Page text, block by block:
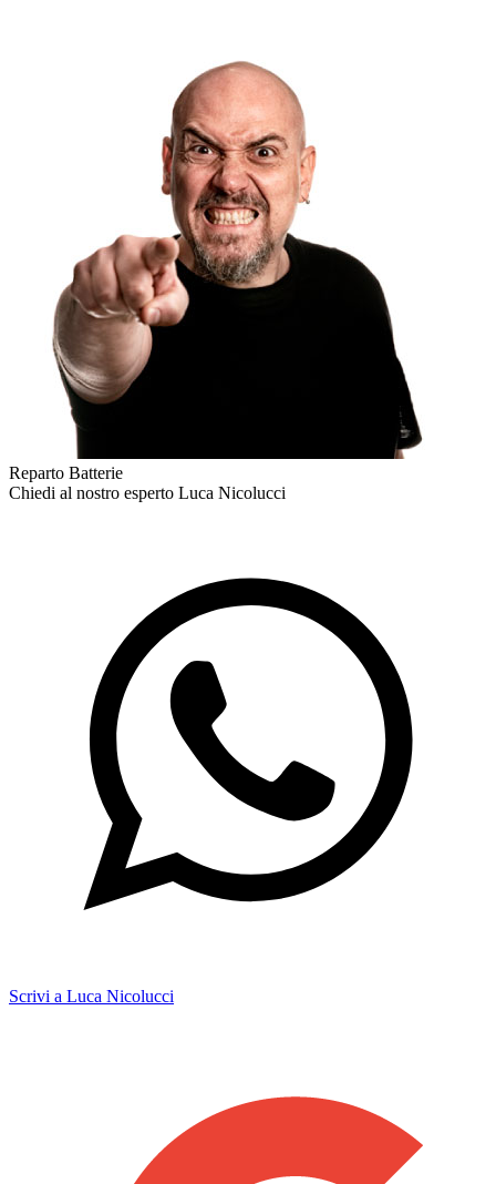
Reparto Batterie
Chiedi al nostro esperto Luca Nicolucci
Scrivi a Luca Nicolucci